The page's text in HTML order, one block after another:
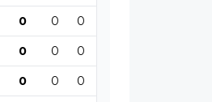
0 0 0
0 0 0
0 0 0